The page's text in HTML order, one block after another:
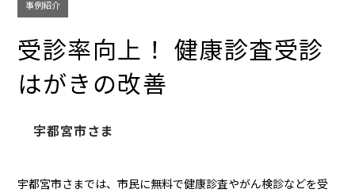
事例紹介
受診率向上！ 健康診査受診
はがきの改善
宇都宮市さま
宇都宮市さまでは、市民に無料で健康診査やがん検診などを受